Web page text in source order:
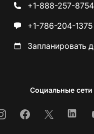
+1-888-257-8754
+1-786-204-1375
Запланировать
Социальные сети
InstagramFacebook
X